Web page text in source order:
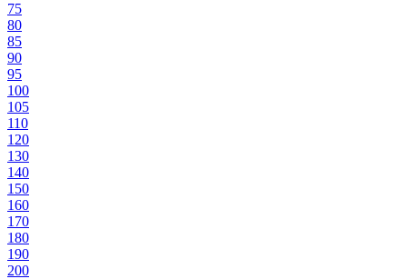
75
80
85
90
95
100
105
110
120
130
140
150
160
170
180
190
200